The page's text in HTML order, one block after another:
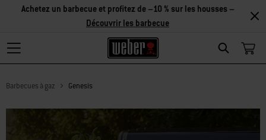
Search
Achetez un barbecue et profitez de –10 % sur les housses –
Découvrir les barbecue
Barbecues à gaz Genesis